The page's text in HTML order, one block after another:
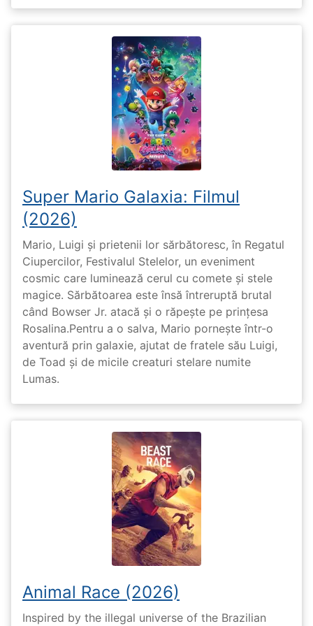
Super Mario Galaxia: Filmul
(2026)
Mario, Luigi și prietenii lor sărbătoresc, în Regatul
Ciupercilor, Festivalul Stelelor, un eveniment
cosmic care luminează cerul cu comete și stele
magice. Sărbătoarea este însă întreruptă brutal
când Bowser Jr. atacă și o răpește pe prinţesa
Rosalina.Pentru a o salva, Mario pornește într-o
aventură prin galaxie, ajutat de fratele său Luigi,
de Toad și de micile creaturi stelare numite
Lumas.
Animal Race (2026)
Inspired by the illegal universe of the Brazilian